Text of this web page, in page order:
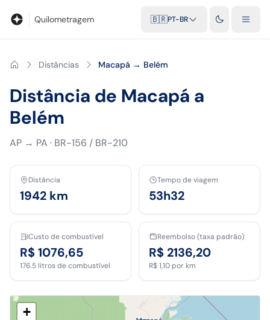
Quilometragem 🇧🇷PT-BR
Distâncias Macapá → Belém
Distância de Macapá a
Belém
AP → PA · BR-156 / BR-210
Distância
1942 km
Tempo de viagem
53h32
Custo de combustível
R$ 1076,65
176.5 litros de combustível
Reembolso (taxa padrão)
R$ 2136,20
R$ 1,10 por km
+